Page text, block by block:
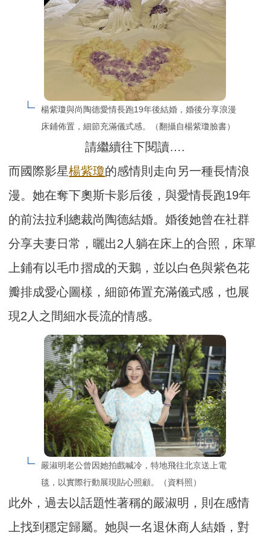
楊紫瓊與尚陶德愛情長跑19年後結婚，婚後分享浪漫
床鋪佈置，細節充滿儀式感。（翻攝自楊紫瓊臉書）
請繼續往下閱讀….
而國際影星楊紫瓊的感情則走向另一種長情浪
漫。她在奪下奧斯卡影后後，與愛情長跑19年
的前法拉利總裁尚陶德結婚。婚後她曾在社群
分享夫妻日常，曬出2人躺在床上的合照，床單
上鋪有以毛巾摺成的天鵝，並以白色與紫色花
瓣排成愛心圖樣，細節佈置充滿儀式感，也展
現2人之間細水長流的情感。
嚴淑明老公曾因她拍戲喊冷，特地飛往北京送上電
毯，以實際行動展現貼心照顧。（資料照）
此外，過去以話題性著稱的嚴淑明，則在感情
上找到穩定歸屬。她與一名退休商人結婚，對